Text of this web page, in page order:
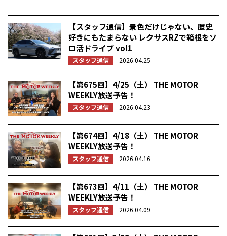
【スタッフ通信】景色だけじゃない、歴史
好きにもたまらない レクサスRZで箱根をソ
ロ活ドライブ vol1
スタッフ通信 2026.04.25
【第675回】4/25（土） THE MOTOR
WEEKLY放送予告！
スタッフ通信 2026.04.23
【第674回】4/18（土） THE MOTOR
WEEKLY放送予告！
スタッフ通信 2026.04.16
【第673回】4/11（土） THE MOTOR
WEEKLY放送予告！
スタッフ通信 2026.04.09